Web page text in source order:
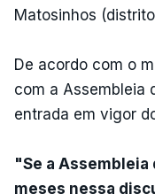
Matosinhos
De acordo com o
com a Assembleia
entrada em vigor
"Se a Assembleia
meses nessa